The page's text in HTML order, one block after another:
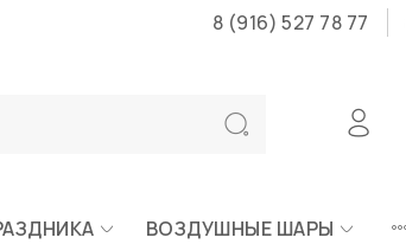
8 (916) 527 78 77
ВОЗДУШНЫЕ ШАРЫ